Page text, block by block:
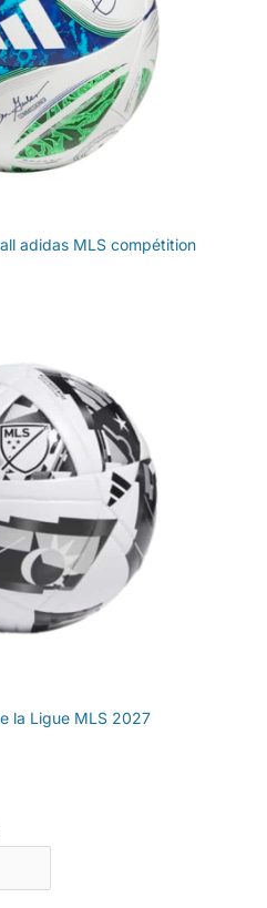
adidas MLS compétition
la Ligue MLS 2027